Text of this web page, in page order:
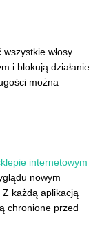
włosy.
i blokują działanie
można
internetowym
nowym
Z każdą aplikacją
chronione przed